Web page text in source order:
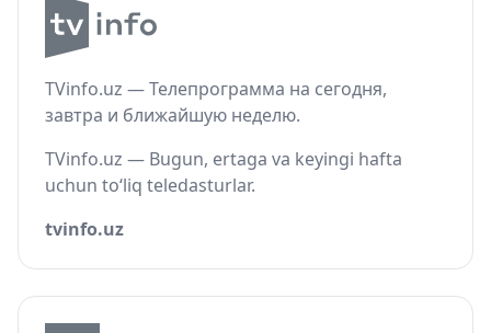
TVinfo.uz — Телепрограмма на сегодня,
завтра и ближайшую неделю.
TVinfo.uz — Bugun, ertaga va keyingi hafta
uchun to‘liq teledasturlar.
tvinfo.uz